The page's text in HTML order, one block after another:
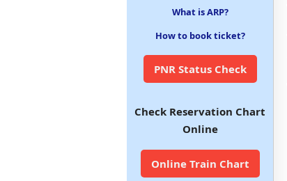
What is ARP?
How to book ticket?
PNR Status Check
Check Reservation Chart
Online
Online Train Chart